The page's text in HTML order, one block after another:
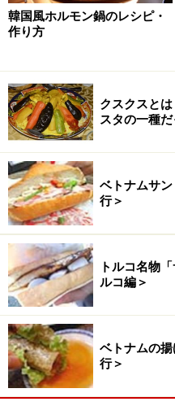
・恵比寿 「ビルマの竪琴
渋谷区恵比寿2－8－13
00 18：00～23：00
東南アジアのカレーはまだ
※記事内容は執筆時点のもので
い。
※メニューや料金などのデータ
の内容です。
韓国風ホルモン鍋のレシピ・
作り方
クスクスと
スタの一種
ベトナムサ
行＞
トルコ名物
ルコ編＞
ベトナムの
行＞